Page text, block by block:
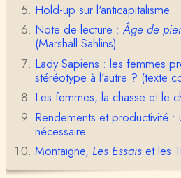
Olivier Anselm
Une nouvelle fois, cher
erci pour l'intelligence et
Christophe Darmangeat
Déjà, je ne vois pas
moins que la peau ! ;-
Damian
Merci de cet excellent
oute une faute de frappe
H…
Hold-up sur l'anticapitalisme
Note de lecture :Âge de
(Marshall Sahlins)
Lady Sapiens : les femmes
stéréotype à l’autre ? (texte
Les femmes, la chasse et le
Rendements et productivité :
nécessaire
Montaigne, Les Essaiset les